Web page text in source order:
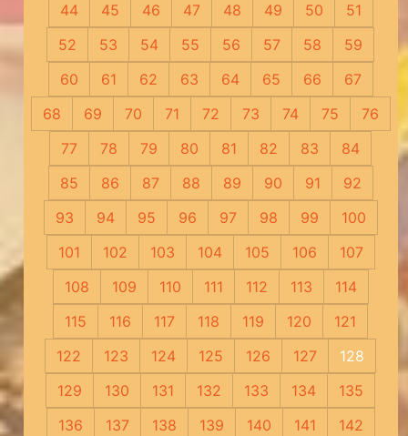
44
45 46 47 48 49 50
51
52
53 54 55 56 57 58
59
60
61 62 63 64 65 66
67
68
69 70 71 72 73 74 75
76
77
78 79 80 81 82 83
84
85
86 87 88 89 90 91
92
93
94 95 96 97 98 99
100
101
102 103 104 105 106
107
108
109 110 111 112 113
114
115
116 117 118 119 120
121
122
123 124 125 126 127
128
129
130 131 132 133 134
135
136
137 138 139 140 141
142